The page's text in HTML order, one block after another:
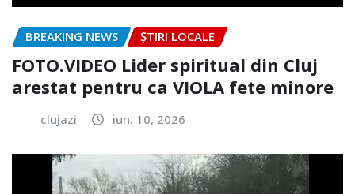
BREAKING NEWS ȘTIRI LOCALE
FOTO.VIDEO Lider spiritual din Cluj
arestat pentru ca VIOLA fete minore
clujazi iun. 10, 2026